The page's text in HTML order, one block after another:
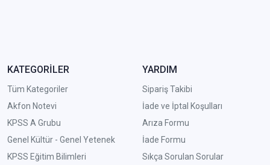
KATEGORİLER
Tüm Kategoriler
Akfon Notevi
KPSS A Grubu
Genel Kültür - Genel Yetenek
KPSS Eğitim Bilimleri
YARDIM
Sipariş Takibi
İade ve İptal Koşulları
Arıza Formu
İade Formu
Sıkça Sorulan Sorular